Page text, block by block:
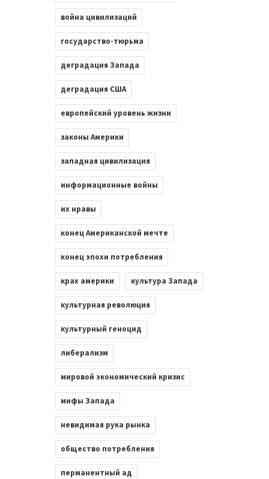
война цивилизаций
государство-тюрьма
деградация Запада
деградация США
европейский уровень жизни
законы Америки
западная цивилизация
информационные войны
их нравы
конец Американской мечте
конец эпохи потребления
крах америки культура Запада
культурная революция
культурный геноцид
либерализм
мировой экономический кризис
мифы Запада
невидимая рука рынка
общество потребления
перманентный ад